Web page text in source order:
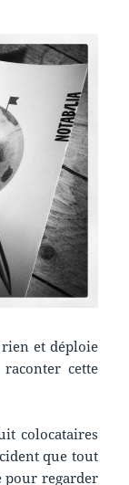
et déploie
cette
colocataires
que tout
pour regarder